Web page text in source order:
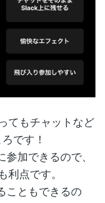
てもチャットなど
です！
加できるので、
点です。
こともできるの